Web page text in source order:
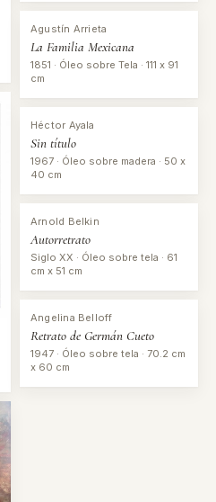
Agustín Arrieta
La Familia Mexicana
1851 · Óleo sobre Tela · 111 x 91
cm
Héctor Ayala
Sin título
1967 · Óleo sobre madera · 50 x
40 cm
Arnold Belkin
Autorretrato
Siglo XX · Óleo sobre tela · 61
cm x 51 cm
Angelina Belloff
Retrato de Germán Cueto
1947 · Óleo sobre tela · 70.2 cm
x 60 cm